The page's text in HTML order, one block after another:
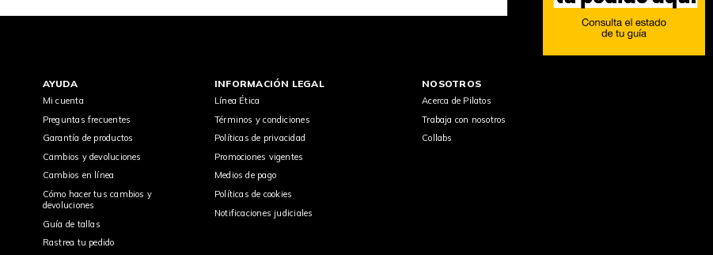
AYUDA
Mi cuenta
Preguntas frecuentes
Garantía de productos
Cambios y devoluciones
Cambios en línea
Cómo hacer tus cambios y
devoluciones
Guía de tallas
Rastrea tu pedido
INFORMACIÓN LEGAL
Línea Ética
Términos y condiciones
Políticas de privacidad
Promociones vigentes
Medios de pago
Políticas de cookies
Notificaciones judiciales
NOSOTROS
Acerca de Pilatos
Trabaja con nosotros
Collabs